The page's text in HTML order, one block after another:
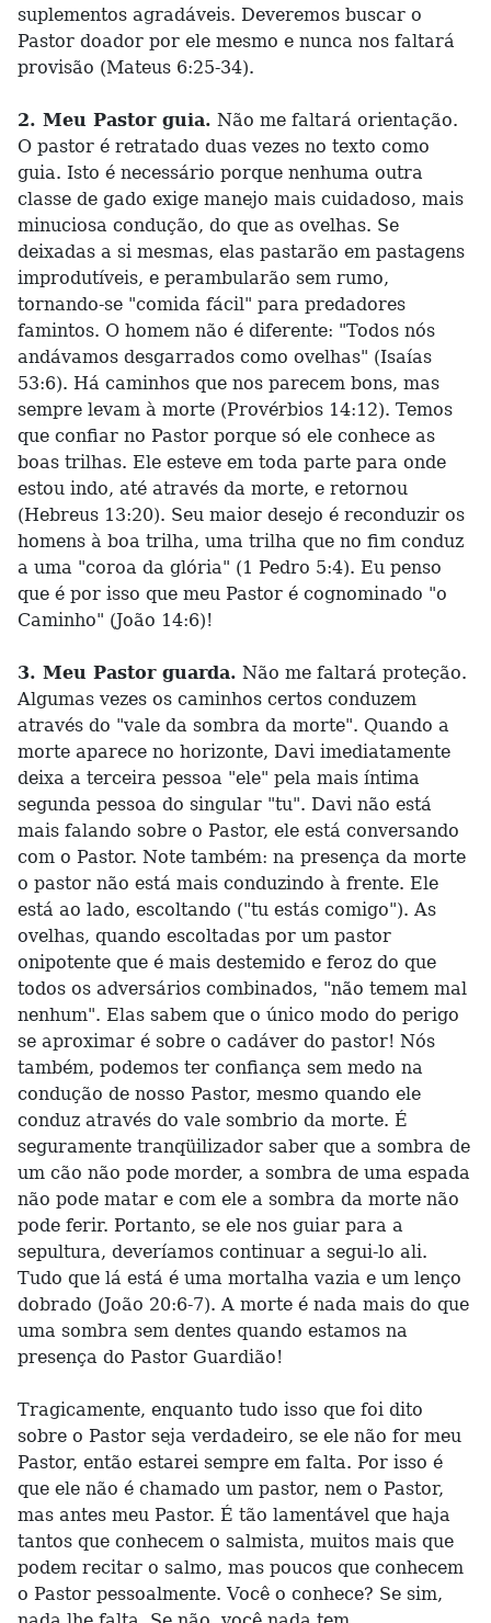
suplementos agradáveis. Deveremos buscar o
Pastor doador por ele mesmo e nunca nos faltará
provisão (Mateus 6:25-34).
2. Meu Pastor guia. Não me faltará orientação.
O pastor é retratado duas vezes no texto como
guia. Isto é necessário porque nenhuma outra
classe de gado exige manejo mais cuidadoso, mais
minuciosa condução, do que as ovelhas. Se
deixadas a si mesmas, elas pastarão em pastagens
improdutíveis, e perambularão sem rumo,
tornando-se "comida fácil" para predadores
famintos. O homem não é diferente: "Todos nós
andávamos desgarrados como ovelhas" (Isaías
53:6). Há caminhos que nos parecem bons, mas
sempre levam à morte (Provérbios 14:12). Temos
que confiar no Pastor porque só ele conhece as
boas trilhas. Ele esteve em toda parte para onde
estou indo, até através da morte, e retornou
(Hebreus 13:20). Seu maior desejo é reconduzir os
homens à boa trilha, uma trilha que no fim conduz
a uma "coroa da glória" (1 Pedro 5:4). Eu penso
que é por isso que meu Pastor é cognominado "o
Caminho" (João 14:6)!
3. Meu Pastor guarda. Não me faltará proteção.
Algumas vezes os caminhos certos conduzem
através do "vale da sombra da morte". Quando a
morte aparece no horizonte, Davi imediatamente
deixa a terceira pessoa "ele" pela mais íntima
segunda pessoa do singular "tu". Davi não está
mais falando sobre o Pastor, ele está conversando
com o Pastor. Note também: na presença da morte
o pastor não está mais conduzindo à frente. Ele
está ao lado, escoltando ("tu estás comigo"). As
ovelhas, quando escoltadas por um pastor
onipotente que é mais destemido e feroz do que
todos os adversários combinados, "não temem mal
nenhum". Elas sabem que o único modo do perigo
se aproximar é sobre o cadáver do pastor! Nós
também, podemos ter confiança sem medo na
condução de nosso Pastor, mesmo quando ele
conduz através do vale sombrio da morte. É
seguramente tranqüilizador saber que a sombra de
um cão não pode morder, a sombra de uma espada
não pode matar e com ele a sombra da morte não
pode ferir. Portanto, se ele nos guiar para a
sepultura, deveríamos continuar a segui-lo ali.
Tudo que lá está é uma mortalha vazia e um lenço
dobrado (João 20:6-7). A morte é nada mais do que
uma sombra sem dentes quando estamos na
presença do Pastor Guardião!
Tragicamente, enquanto tudo isso que foi dito
sobre o Pastor seja verdadeiro, se ele não for meu
Pastor, então estarei sempre em falta. Por isso é
que ele não é chamado um pastor, nem o Pastor,
mas antes meu Pastor. É tão lamentável que haja
tantos que conhecem o salmista, muitos mais que
podem recitar o salmo, mas poucos que conhecem
o Pastor pessoalmente. Você o conhece? Se sim,